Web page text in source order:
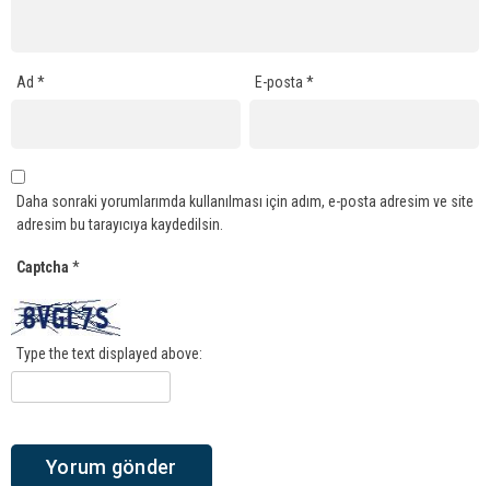
Ad * E-posta*
Daha sonraki yorumlarımda kullanılması için adım, e-posta adresim ve site
adresim bu tarayıcıya kaydedilsin.
Captcha *
Type the text displayed above: